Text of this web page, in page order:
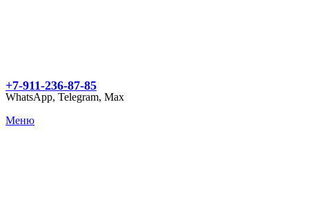
+7-911-236-87-85
WhatsApp, Telegram, Max
Меню